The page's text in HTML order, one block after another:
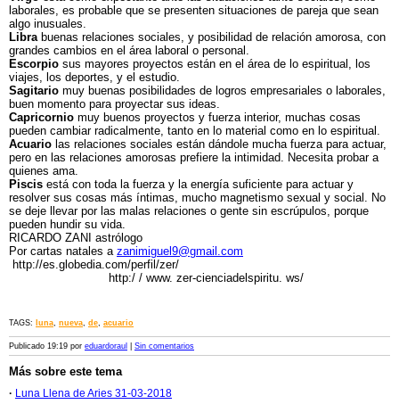
laborales, es probable que se presenten situaciones de pareja que sean
algo inusuales.
Librabuenas relaciones sociales, y posibilidad de relación amorosa, con
grandes cambios en el área laboral o personal.
Escorpio sus mayores proyectos están en el área de lo espiritual, los
viajes, los deportes, y el estudio.
Sagitario muy buenas posibilidades de logros empresariales o laborales,
buen momento para proyectar sus ideas.
Capricornio muy buenos proyectos y fuerza interior, muchas cosas
pueden cambiar radicalmente, tanto en lo material como en lo espiritual.
Acuario las relaciones sociales están dándole mucha fuerza para actuar,
pero en las relaciones amorosas prefiere la intimidad. Necesita probar a
quienes ama.
Piscis está con toda la fuerza y la energía suficiente para actuar y
resolver sus cosas más íntimas, mucho magnetismo sexual y social. No
se deje llevar por las malas relaciones o gente sin escrúpulos, porque
pueden hundir su vida.
RICARDO ZANI astrólogo
Por cartas natales a zanimiguel9@gmail.com
http://es.globedia.com/perfil/zer/
http:/ / www. zer-cienciadelspiritu. ws/
TAGS: luna nueva de acuario
Publicado 19:19 por eduardoraul Sin comentarios
Más sobre este tema
· Luna Llena de Aries 31-03-2018